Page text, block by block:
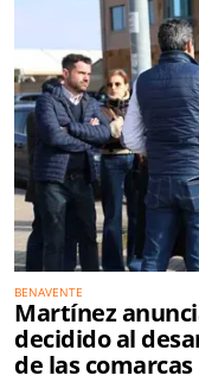
BENAVENTE
Martínez
decidido al
de las comarcas